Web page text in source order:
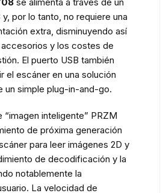
se alimenta a través de un
por lo tanto, no requiere una
extra, disminuyendo así
y los costes de
El puerto USB también
el escáner en una solución
un simple plug-in-and-go.
“imagen inteligente” PRZM
de próxima generación
para leer imágenes 2D y
de decodificación y la
notablemente la
La velocidad de